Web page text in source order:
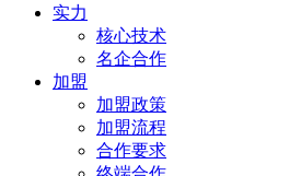
实力
核心技术
名企合作
加盟
加盟政策
加盟流程
合作要求